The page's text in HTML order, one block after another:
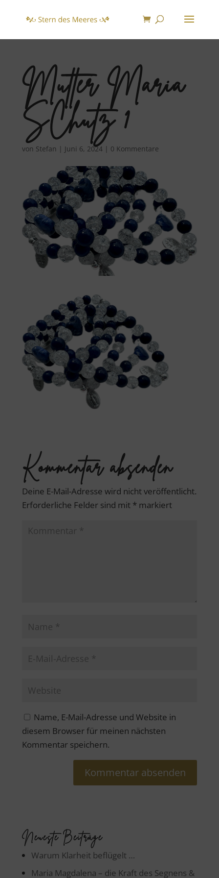
Mutter Maria
SChutz 1
von Stefan | Juni 6, 2024| 0 Kommentare
Kommentar absenden
Deine E-Mail-Adresse wird nicht veröffentlicht.
Erforderliche Felder sind mit *markiert
Name, E-Mail-Adresse und Website in
diesem Browser für meinen nächsten
Kommentar speichern.
Neueste Beiträge
Warum Klarheit beflügelt …
Maria Magdalena – die Kraft des Segnens &